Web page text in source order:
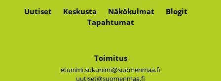
Uutiset Keskusta Näkökulmat
Blogit
Tapahtumat
Toimitus
etunimi.sukunimi@suomenmaa.fi
uutiset@suomenmaa.fi